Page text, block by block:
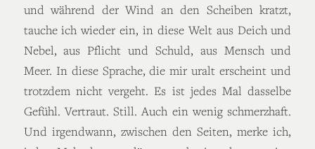
und während der Wind an den Scheiben kratzt,
tauche ich wieder ein, in diese Welt aus Deich und
Nebel, aus Pflicht und Schuld, aus Mensch und
Meer. In diese Sprache, die mir uralt erscheint und
trotzdem nicht vergeht. Es ist jedes Mal dasselbe
Gefühl. Vertraut. Still. Auch ein wenig schmerzhaft.
Und irgendwann, zwischen den Seiten, merke ich,